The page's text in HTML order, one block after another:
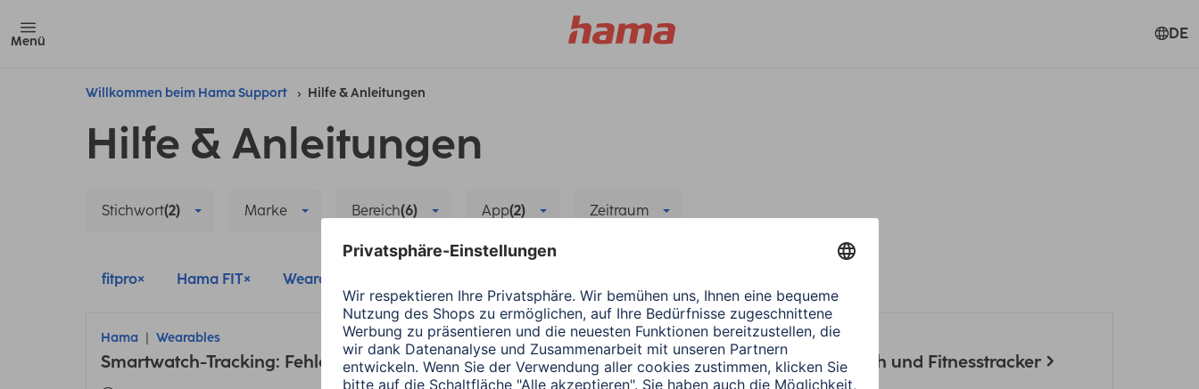
Menü DE
Willkommen beim Hama Support Hilfe & Anleitungen
Hilfe & Anleitungen
Stichwort(2) Marke Bereich(6) App(2) Zeitraum
fitpro Hama FIT Wearables
Hama Wearables
Smartwatch-Tracking: Fehler bei Energiesparen
Hama Wearables
Die richtige App für Smartwatch und Fitnesstracker